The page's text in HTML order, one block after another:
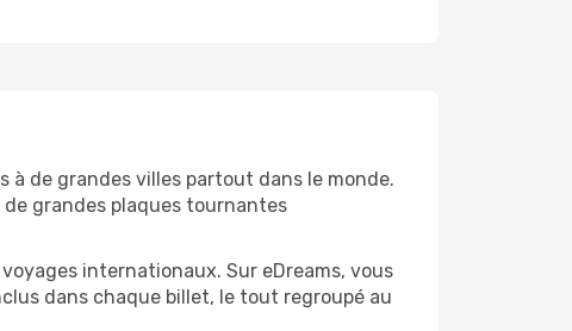
de grandes villes partout dans le monde.
de grandes plaques tournantes
internationaux. Sur eDreams, vous
dans chaque billet, le tout regroupé au